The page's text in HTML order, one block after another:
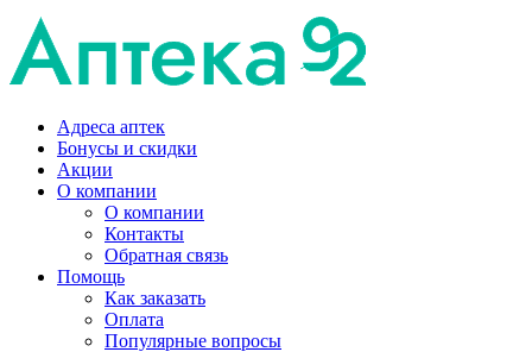
Адреса аптек
Бонусы и скидки
Акции
О компании
О компании
Контакты
Обратная связь
Помощь
Как заказать
Оплата
Популярные вопросы